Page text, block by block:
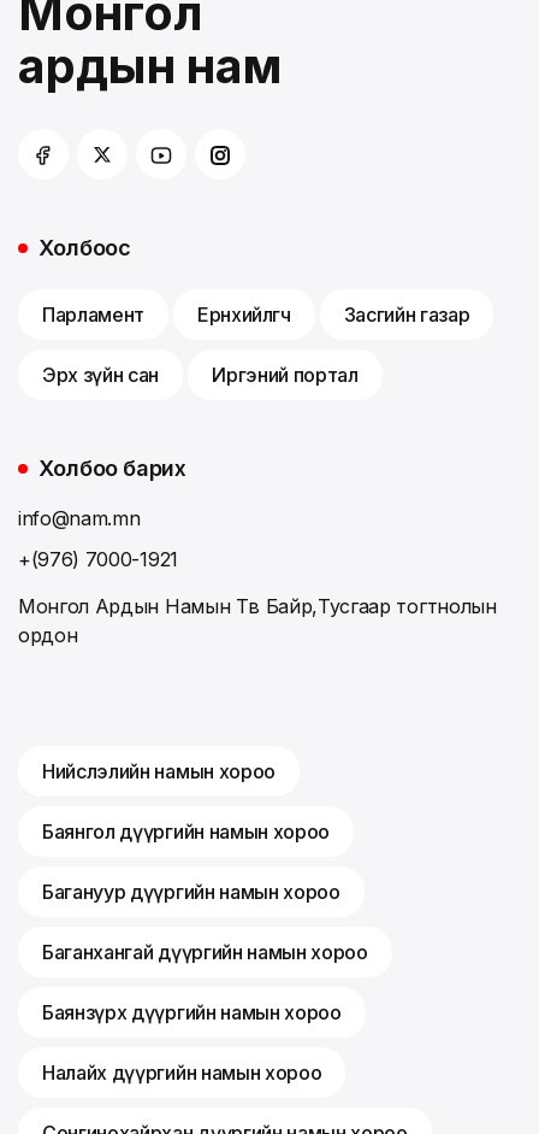
Монгол
ардын нам
Холбоос
Парламент Ерөнхийлөгч Засгийн газар
Эрх зүйн сан Иргэний портал
Холбоо барих
info@nam.mn
+(976) 7000-1921
Монгол Ардын Намын Төв Байр,Тусгаар тогтнолын
ордон
Нийслэлийн намын хороо
Баянгол дүүргийн намын хороо
Багануур дүүргийн намын хороо
Баганхангай дүүргийн намын хороо
Баянзүрх дүүргийн намын хороо
Налайх дүүргийн намын хороо